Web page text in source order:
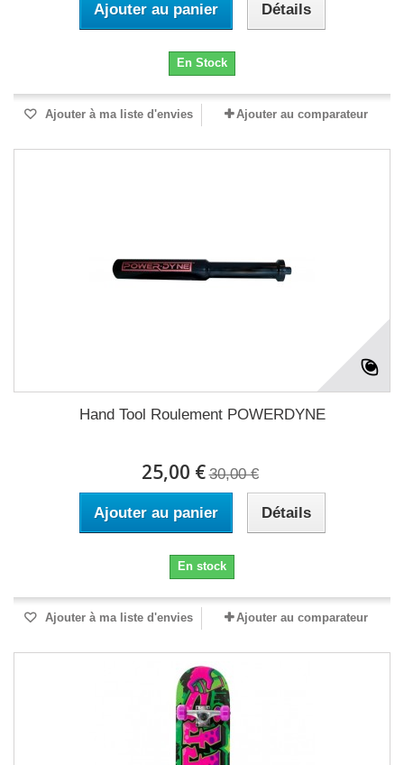
Ajouter au panier Détails
En Stock
Ajouter à ma liste d'envies Ajouter au comparateur
Hand Tool Roulement POWERDYNE
25,00 € 30,00 €
Ajouter au panier Détails
En stock
Ajouter à ma liste d'envies Ajouter au comparateur